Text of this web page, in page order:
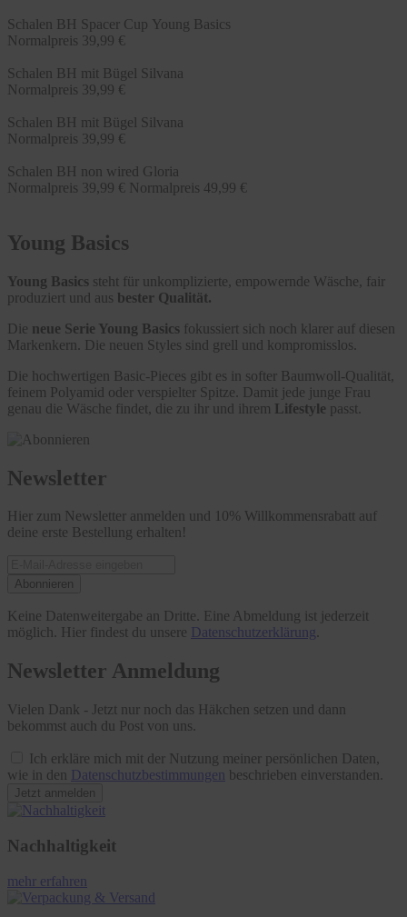
Schalen BH Spacer Cup Young Basics
Normalpreis 39,99 €
Schalen BH mit Bügel Silvana
Normalpreis 39,99 €
Schalen BH mit Bügel Silvana
Normalpreis 39,99 €
Schalen BH non wired Gloria
Normalpreis 39,99 € Normalpreis 49,99 €
Young Basics
Young Basics steht für unkomplizierte, empowernde Wäsche, fair
produziert und aus bester Qualität.
Die neue Serie Young Basics fokussiert sich noch klarer auf diesen
Markenkern. Die neuen Styles sind grell und kompromisslos.
Die hochwertigen Basic-Pieces gibt es in softer Baumwoll-Qualität,
feinem Polyamid oder verspielter Spitze. Damit jede junge Frau
genau die Wäsche findet, die zu ihr und ihrem Lifestyle passt.
Newsletter
Hier zum Newsletter anmelden und 10% Willkommensrabatt auf
deine erste Bestellung erhalten!
Abonnieren
Keine Datenweitergabe an Dritte. Eine Abmeldung ist jederzeit
möglich. Hier findest du unsere Datenschutzerklärung
Newsletter Anmeldung
Vielen Dank - Jetzt nur noch das Häkchen setzen und dann
bekommst auch du Post von uns.
Ich erkläre mich mit der Nutzung meiner persönlichen Daten,
wie in den Datenschutzbestimmungen beschrieben einverstanden.
Jetzt anmelden
Nachhaltigkeit
mehr erfahren